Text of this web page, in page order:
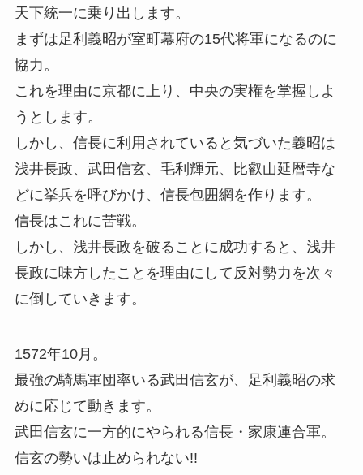
天下統一に乗り出します。
まずは足利義昭が室町幕府の15代将軍になるのに
協力。
これを理由に京都に上り、中央の実権を掌握しよ
うとします。
しかし、信長に利用されていると気づいた義昭は
浅井長政、武田信玄、毛利輝元、比叡山延暦寺な
どに挙兵を呼びかけ、信長包囲網を作ります。
信長はこれに苦戦。
しかし、浅井長政を破ることに成功すると、浅井
長政に味方したことを理由にして反対勢力を次々
に倒していきます。
1572年10月。
最強の騎馬軍団率いる武田信玄が、足利義昭の求
めに応じて動きます。
武田信玄に一方的にやられる信長・家康連合軍。
信玄の勢いは止められない!!